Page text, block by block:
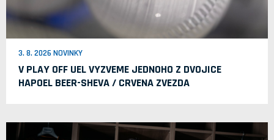
3. 8. 2026 NOVINKY
V PLAY OFF UEL VYZVEME JEDNOHO Z DVOJICE
HAPOEL BEER-SHEVA / CRVENA ZVEZDA